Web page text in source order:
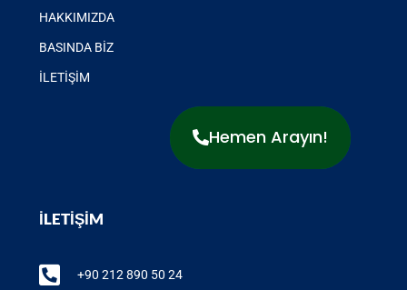
HAKKIMIZDA
BASINDA BİZ
İLETİŞİM
Hemen Arayın!
İLETİŞİM
+90 212 890 50 24